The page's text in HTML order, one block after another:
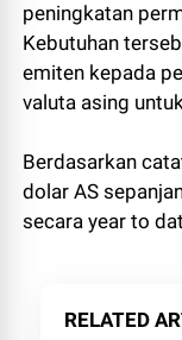
peningkatan
Kebutuhan
emiten kepada
valuta asing
Berdasarkan
dolar AS
secara year to
RELATED